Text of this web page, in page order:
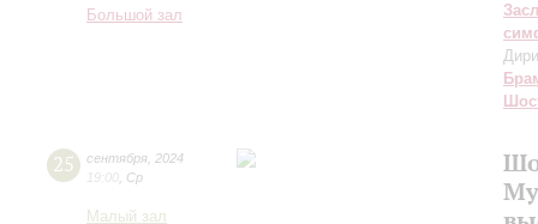
Большой зал
25 сентября 2024
19:00 Ср
Малый зал